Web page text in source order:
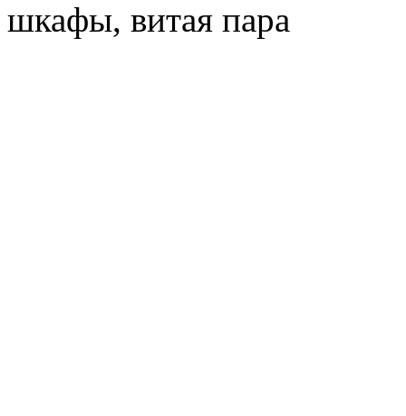
шкафы, витая пара